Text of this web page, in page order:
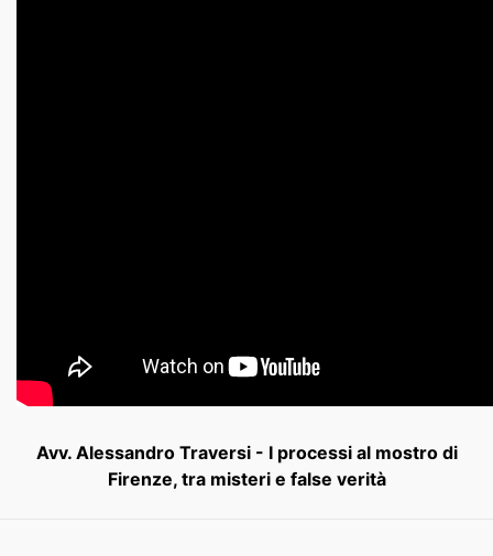
Avv. Alessandro Traversi - I processi al mostro di
Firenze, tra misteri e false verità